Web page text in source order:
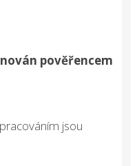
pověřencem
jsou